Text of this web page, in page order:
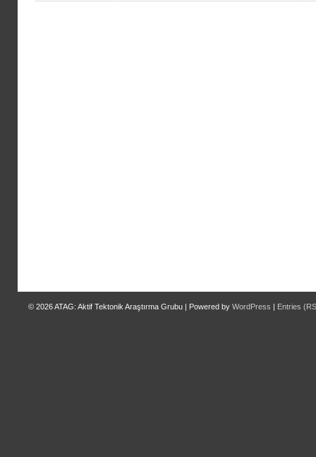
© 2026ATAG: Aktif Tektonik Araştırma Grubu | Powered by WordPress | Entries